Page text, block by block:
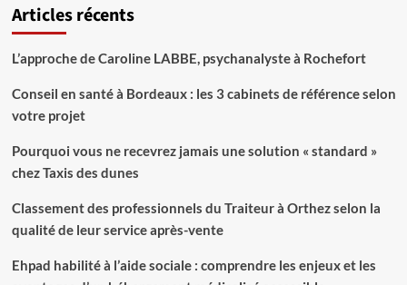
Articles récents
L’approche de Caroline LABBE, psychanalyste à Rochefort
Conseil en santé à Bordeaux : les 3 cabinets de référence selon
votre projet
Pourquoi vous ne recevrez jamais une solution « standard »
chez Taxis des dunes
Classement des professionnels du Traiteur à Orthez selon la
qualité de leur service après-vente
Ehpad habilité à l’aide sociale : comprendre les enjeux et les